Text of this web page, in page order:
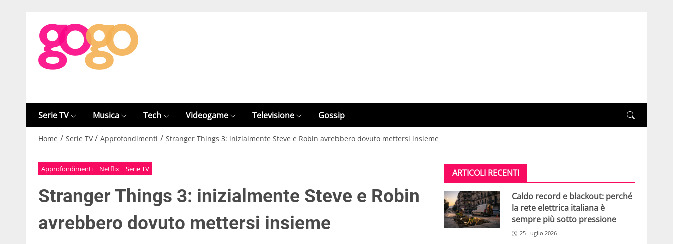
Serie TV Musica Tech Videogame Televisione Gossip
Home / Serie TV / Approfondimenti / Stranger Things 3: inizialmente Steve e Robin avrebbero dovuto mettersi insieme
Approfondimenti Netflix Serie TV
Stranger Things 3: inizialmente Steve e Robin
avrebbero dovuto mettersi insieme
ARTICOLI RECENTI
Caldo record e blackout: perché
la rete elettrica italiana è
sempre più sotto pressione
25 Luglio 2026